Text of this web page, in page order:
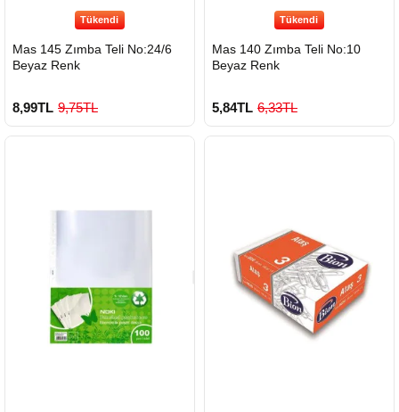
Tükendi
Mas 145 Zımba Teli No:24/6
Beyaz Renk
8,99TL 9,75TL
Tükendi
Mas 140 Zımba Teli No:10
Beyaz Renk
5,84TL 6,33TL